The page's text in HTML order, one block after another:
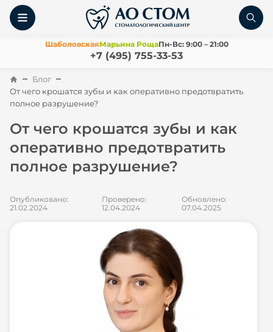
ШаболовскаяМарьина РощаПн-Вс: 9:00 – 21:00
+7 (495) 755-33-53
Блог
От чего крошатся зубы и как оперативно предотвратить
полное разрушение?
От чего крошатся зубы и как
оперативно предотвратить
полное разрушение?
Опубликовано:
21.02.2024
Проверено:
12.04.2024
Обновлено:
07.04.2025